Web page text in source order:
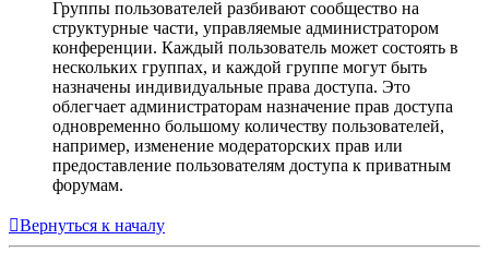
Группы пользователей разбивают сообщество на
структурные части, управляемые администратором
конференции. Каждый пользователь может состоять в
нескольких группах, и каждой группе могут быть
назначены индивидуальные права доступа. Это
облегчает администраторам назначение прав доступа
одновременно большому количеству пользователей,
например, изменение модераторских прав или
предоставление пользователям доступа к приватным
форумам.
Вернуться к началу